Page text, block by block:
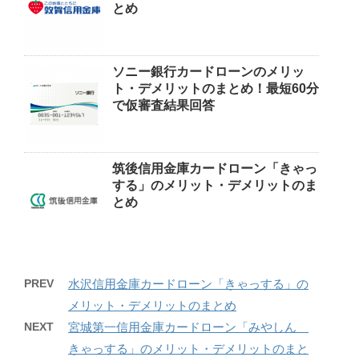
とめ
ソニー銀行カードローンのメリッ
ト・デメリットのまとめ！最短60分
で仮審査結果回答
筑後信用金庫カードローン「きゃっ
する」のメリット・デメリットのま
とめ
PREV
水沢信用金庫カードローン「きゃっする」の
メリット・デメリットのまとめ
NEXT
宮城第一信用金庫カードローン「みやしん
きゃっする」のメリット・デメリットのまと